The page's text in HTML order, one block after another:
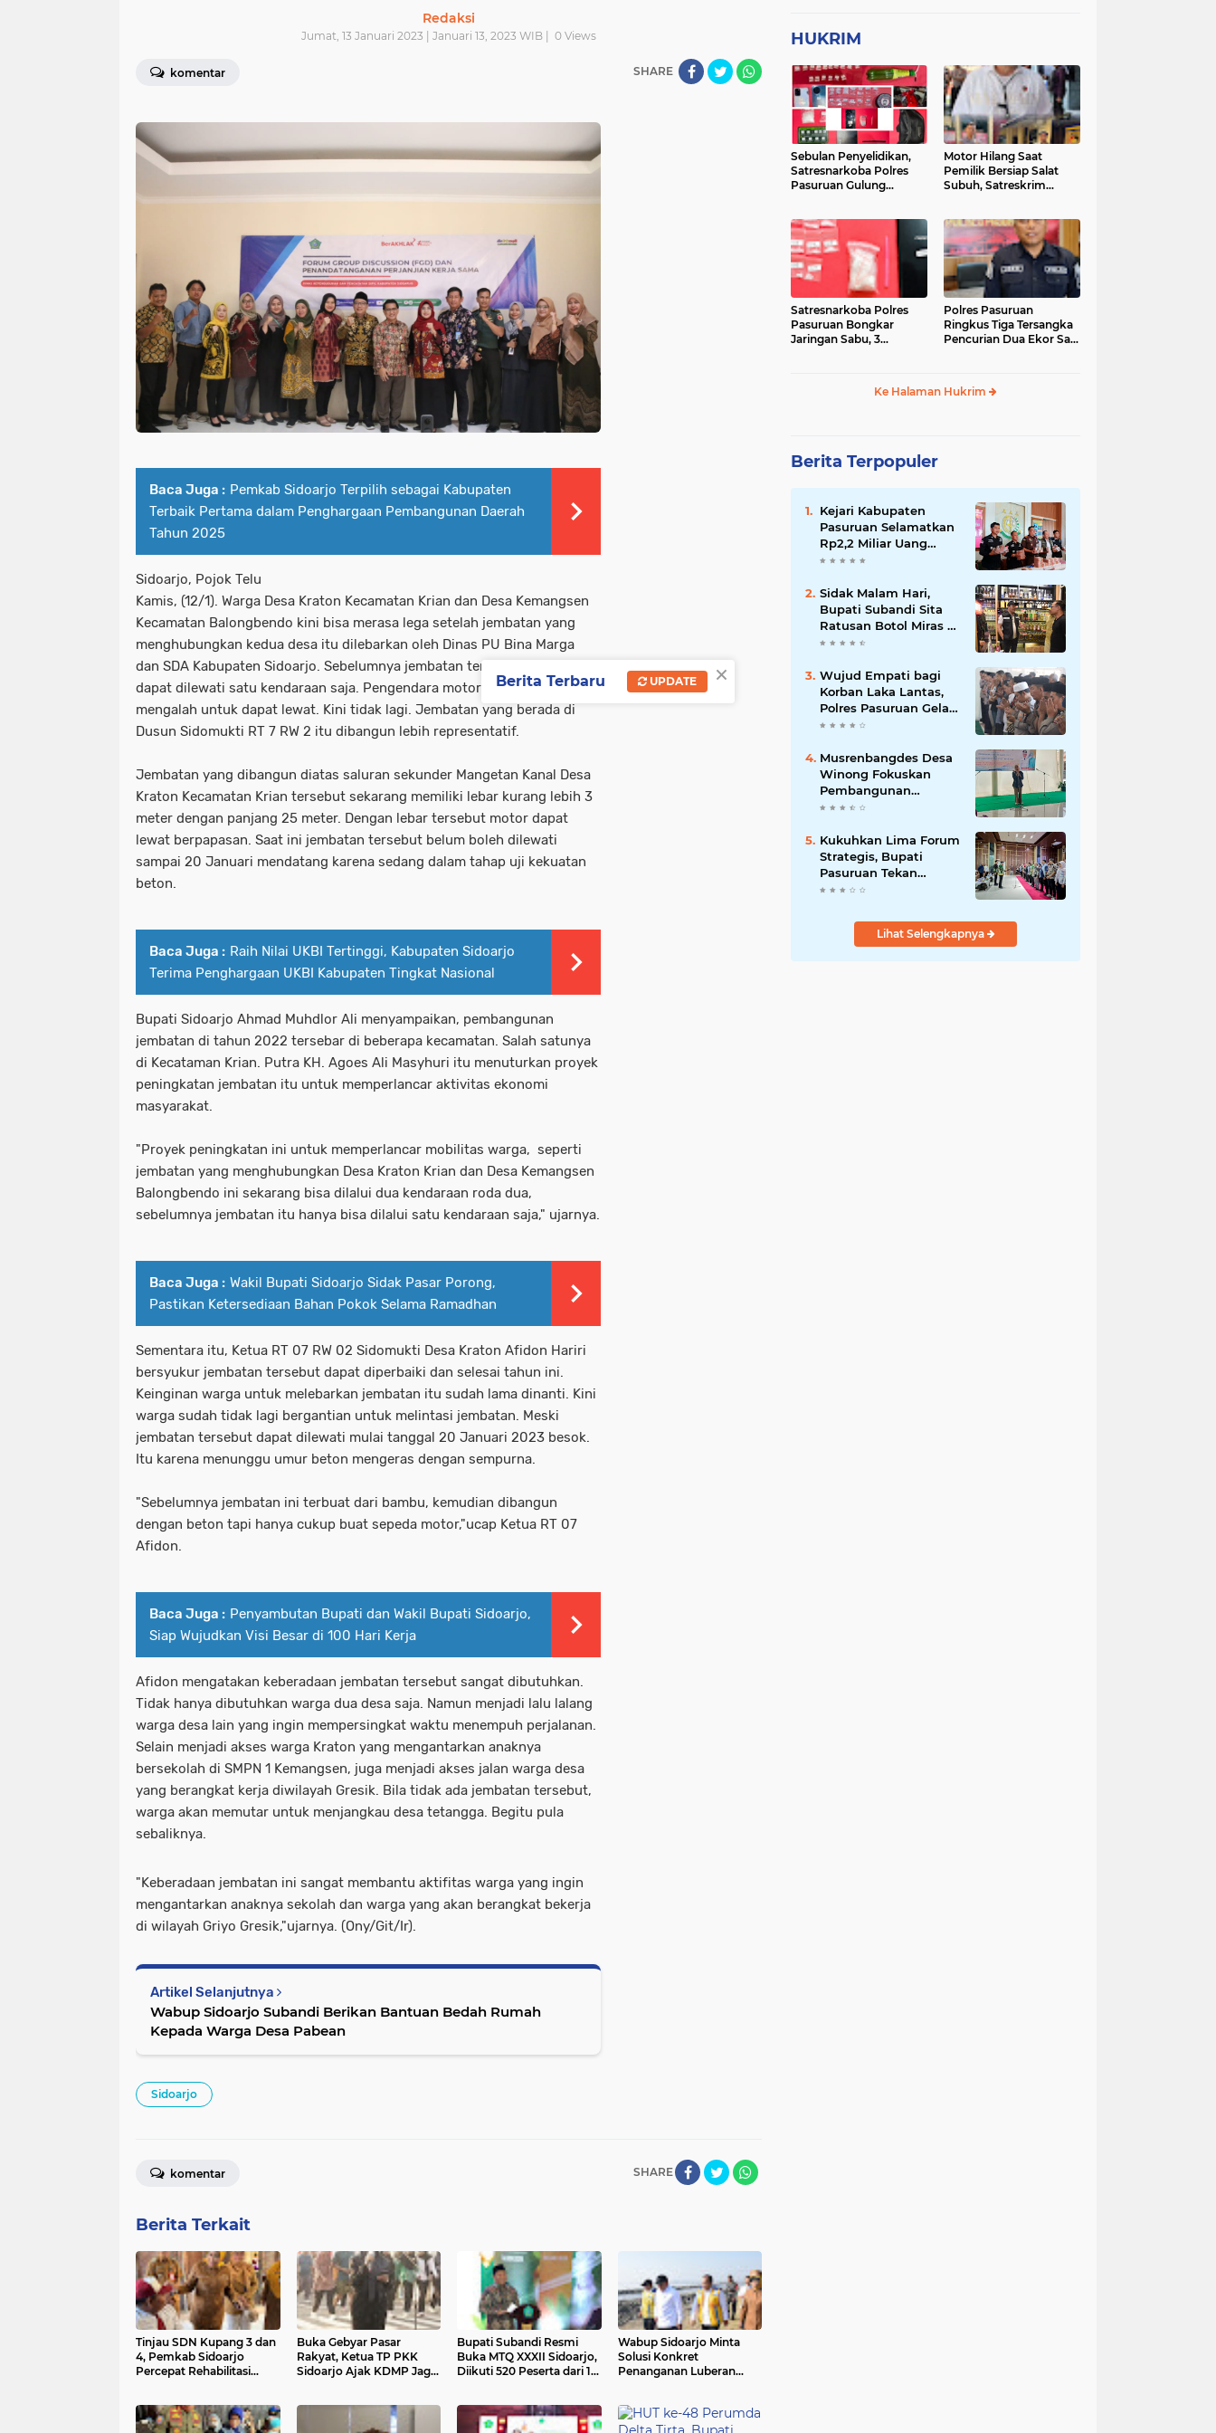
Redaksi
Jumat, 13 Januari 2023 | Januari 13, 2023 WIB | 0 Views
komentar SHARE
Baca Juga : Pemkab Sidoarjo Terpilih sebagai Kabupaten
Terbaik Pertama dalam Penghargaan Pembangunan Daerah
Tahun 2025
Sidoarjo, Pojok Telu
Kamis, (12/1). Warga Desa Kraton Kecamatan Krian dan Desa Kemangsen
Kecamatan Balongbendo kini bisa merasa lega setelah jembatan yang
menghubungkan kedua desa itu dilebarkan oleh Dinas PU Bina Marga
dan SDA Kabupaten Sidoarjo. Sebelumnya jembatan tersebut hanya
dapat dilewati satu kendaraan saja. Pengendara motor harus saling
mengalah untuk dapat lewat. Kini tidak lagi. Jembatan yang berada di
Dusun Sidomukti RT 7 RW 2 itu dibangun lebih representatif.
Jembatan yang dibangun diatas saluran sekunder Mangetan Kanal Desa
Kraton Kecamatan Krian tersebut sekarang memiliki lebar kurang lebih 3
meter dengan panjang 25 meter. Dengan lebar tersebut motor dapat
lewat berpapasan. Saat ini jembatan tersebut belum boleh dilewati
sampai 20 Januari mendatang karena sedang dalam tahap uji kekuatan
beton.
Baca Juga : Raih Nilai UKBI Tertinggi, Kabupaten Sidoarjo
Terima Penghargaan UKBI Kabupaten Tingkat Nasional
Bupati Sidoarjo Ahmad Muhdlor Ali menyampaikan, pembangunan
jembatan di tahun 2022 tersebar di beberapa kecamatan. Salah satunya
di Kecataman Krian. Putra KH. Agoes Ali Masyhuri itu menuturkan proyek
peningkatan jembatan itu untuk memperlancar aktivitas ekonomi
masyarakat.
"Proyek peningkatan ini untuk memperlancar mobilitas warga, seperti
jembatan yang menghubungkan Desa Kraton Krian dan Desa Kemangsen
Balongbendo ini sekarang bisa dilalui dua kendaraan roda dua,
sebelumnya jembatan itu hanya bisa dilalui satu kendaraan saja," ujarnya.
Baca Juga : Wakil Bupati Sidoarjo Sidak Pasar Porong,
Pastikan Ketersediaan Bahan Pokok Selama Ramadhan
Sementara itu, Ketua RT 07 RW 02 Sidomukti Desa Kraton Afidon Hariri
bersyukur jembatan tersebut dapat diperbaiki dan selesai tahun ini.
Keinginan warga untuk melebarkan jembatan itu sudah lama dinanti. Kini
warga sudah tidak lagi bergantian untuk melintasi jembatan. Meski
jembatan tersebut dapat dilewati mulai tanggal 20 Januari 2023 besok.
Itu karena menunggu umur beton mengeras dengan sempurna.
"Sebelumnya jembatan ini terbuat dari bambu, kemudian dibangun
dengan beton tapi hanya cukup buat sepeda motor,"ucap Ketua RT 07
Afidon.
Baca Juga : Penyambutan Bupati dan Wakil Bupati Sidoarjo,
Siap Wujudkan Visi Besar di 100 Hari Kerja
Afidon mengatakan keberadaan jembatan tersebut sangat dibutuhkan.
Tidak hanya dibutuhkan warga dua desa saja. Namun menjadi lalu lalang
warga desa lain yang ingin mempersingkat waktu menempuh perjalanan.
Selain menjadi akses warga Kraton yang mengantarkan anaknya
bersekolah di SMPN 1 Kemangsen, juga menjadi akses jalan warga desa
yang berangkat kerja diwilayah Gresik. Bila tidak ada jembatan tersebut,
warga akan memutar untuk menjangkau desa tetangga. Begitu pula
sebaliknya.
"Keberadaan jembatan ini sangat membantu aktifitas warga yang ingin
mengantarkan anaknya sekolah dan warga yang akan berangkat bekerja
di wilayah Griyo Gresik,"ujarnya. (Ony/Git/Ir).
Artikel Selanjutnya
Wabup Sidoarjo Subandi Berikan Bantuan Bedah Rumah
Kepada Warga Desa Pabean
Sidoarjo
SHARE
komentar
Berita Terkait
Tinjau SDN Kupang 3 dan
4, Pemkab Sidoarjo
Percepat Rehabilitasi
Buka Gebyar Pasar
Rakyat, Ketua TP PKK
Sidoarjo Ajak KDMP Jaga
Bupati Subandi Resmi
Buka MTQ XXXII Sidoarjo,
Diikuti 520 Peserta dari 18
Wabup Sidoarjo Minta
Solusi Konkret
Penanganan Luberan
HUKRIM
Sebulan Penyelidikan,
Satresnarkoba Polres
Pasuruan Gulung
Motor Hilang Saat
Pemilik Bersiap Salat
Subuh, Satreskrim
Satresnarkoba Polres
Pasuruan Bongkar
Jaringan Sabu, 3
Polres Pasuruan
Ringkus Tiga Tersangka
Pencurian Dua Ekor Sapi
Ke Halaman Hukrim
Berita Terpopuler
Kejari Kabupaten
Pasuruan Selamatkan
Rp2,2 Miliar Uang
Negara dari Korupsi
Sidak Malam Hari,
Bupati Subandi Sita
Ratusan Botol Miras di
Kawasan Perumahan
Wujud Empati bagi
Korban Laka Lantas,
Polres Pasuruan Gelar
Salat Ghaib dan Doa
Musrenbangdes Desa
Winong Fokuskan
Pembangunan
Berbasis Potensi Lokal,
Meski Dihantam
Efisiensi Anggaran
Kukuhkan Lima Forum
Strategis, Bupati
Pasuruan Tekan
Pentingnya Program
Lihat Selengkapnya
×
Berita Terbaru UPDATE